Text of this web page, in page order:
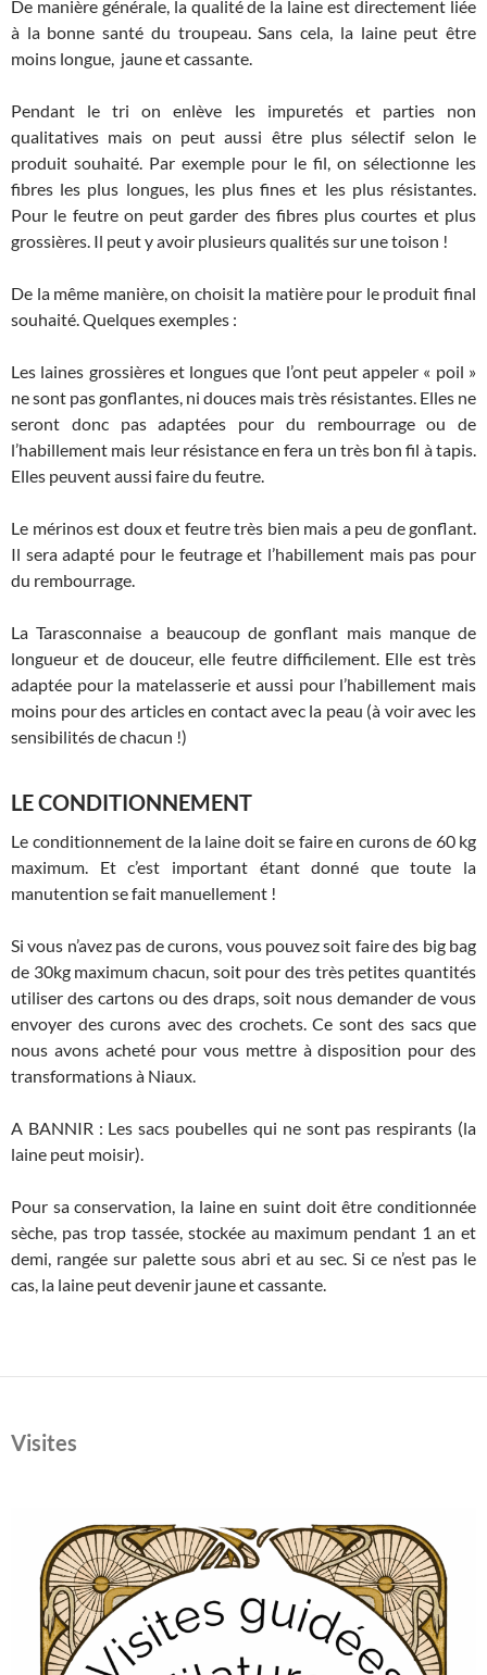
De manière générale, la qualité de la laine est directement liée
à la bonne santé du troupeau. Sans cela, la laine peut être
moins longue, jaune et cassante.
Pendant le tri on enlève les impuretés et parties non
qualitatives mais on peut aussi être plus sélectif selon le
produit souhaité. Par exemple pour le fil, on sélectionne les
fibres les plus longues, les plus fines et les plus résistantes.
Pour le feutre on peut garder des fibres plus courtes et plus
grossières. Il peut y avoir plusieurs qualités sur une toison !
De la même manière, on choisit la matière pour le produit final
souhaité. Quelques exemples :
Les laines grossières et longues que l’ont peut appeler « poil »
ne sont pas gonflantes, ni douces mais très résistantes. Elles ne
seront donc pas adaptées pour du rembourrage ou de
l’habillement mais leur résistance en fera un très bon fil à tapis.
Elles peuvent aussi faire du feutre.
Le mérinos est doux et feutre très bien mais a peu de gonflant.
Il sera adapté pour le feutrage et l’habillement mais pas pour
du rembourrage.
La Tarasconnaise a beaucoup de gonflant mais manque de
longueur et de douceur, elle feutre difficilement. Elle est très
adaptée pour la matelasserie et aussi pour l’habillement mais
moins pour des articles en contact avec la peau (à voir avec les
sensibilités de chacun !)
LE CONDITIONNEMENT
Le conditionnement de la laine doit se faire en curons de 60 kg
maximum. Et c’est important étant donné que toute la
manutention se fait manuellement !
Si vous n’avez pas de curons, vous pouvez soit faire des big bag
de 30kg maximum chacun, soit pour des très petites quantités
utiliser des cartons ou des draps, soit nous demander de vous
envoyer des curons avec des crochets. Ce sont des sacs que
nous avons acheté pour vous mettre à disposition pour des
transformations à Niaux.
A BANNIR : Les sacs poubelles qui ne sont pas respirants (la
laine peut moisir).
Pour sa conservation, la laine en suint doit être conditionnée
sèche, pas trop tassée, stockée au maximum pendant 1 an et
demi, rangée sur palette sous abri et au sec. Si ce n’est pas le
cas, la laine peut devenir jaune et cassante.
Visites